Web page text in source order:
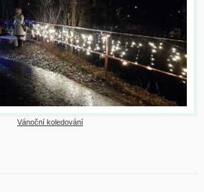
Vánoční koledování